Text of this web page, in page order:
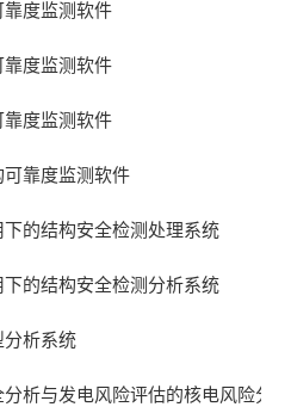
度监测软件
度监测软件
度监测软件
靠度监测软件
的结构安全检测处理系统
的结构安全检测分析系统
分析系统
析与发电风险评估的核电风险分